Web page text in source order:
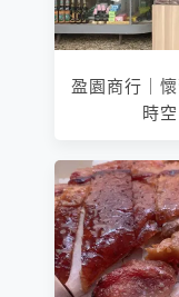
盈園商行｜
時